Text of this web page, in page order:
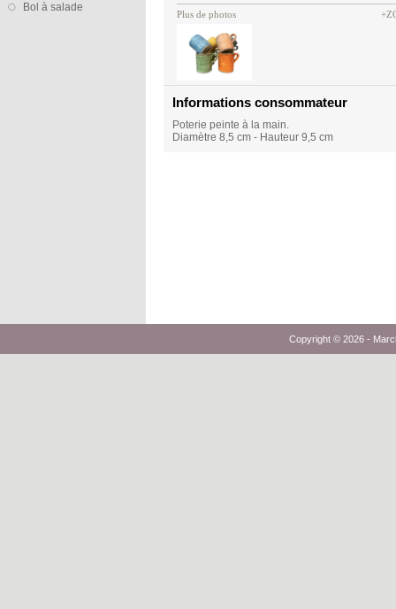
Bol à salade
Plus de photos
Informations consommateur
Poterie peinte à la main.
Diamètre 8,5 cm - Hauteur 9,5 cm
Copyright © 2026 -